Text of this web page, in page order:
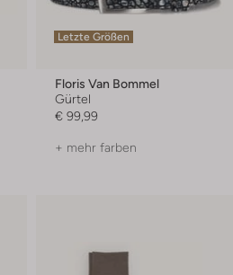
Letzte Größen
Floris Van Bommel
Gürtel
€ 99,99
+ mehr farben